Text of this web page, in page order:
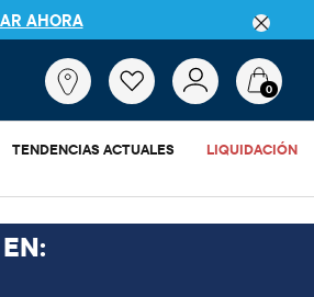
AHORA
de productos a medida que
0
TENDENCIAS ACTUALES LIQUIDACIÓN